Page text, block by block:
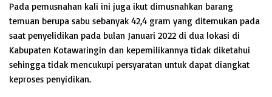
Pada pemusnahan kali ini juga ikut dimusnahkan barang
temuan berupa sabu sebanyak 42,4 gram yang ditemukan pada
saat penyelidikan pada bulan Januari 2022 di dua lokasi di
Kabupaten Kotawaringin dan kepemilikannya tidak diketahui
sehingga tidak mencukupi persyaratan untuk dapat diangkat
keproses penyidikan.